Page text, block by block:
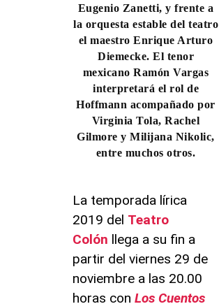
Eugenio Zanetti, y frente a
la orquesta estable del teatro
el maestro Enrique Arturo
Diemecke. El tenor
mexicano Ramón Vargas
interpretará el rol de
Hoffmann acompañado por
Virginia Tola, Rachel
Gilmore y Milijana Nikolic,
entre muchos otros.
La temporada lírica
2019 del Teatro
Colón llega a su fin a
partir del viernes 29 de
noviembre a las 20.00
horas con Los Cuentos